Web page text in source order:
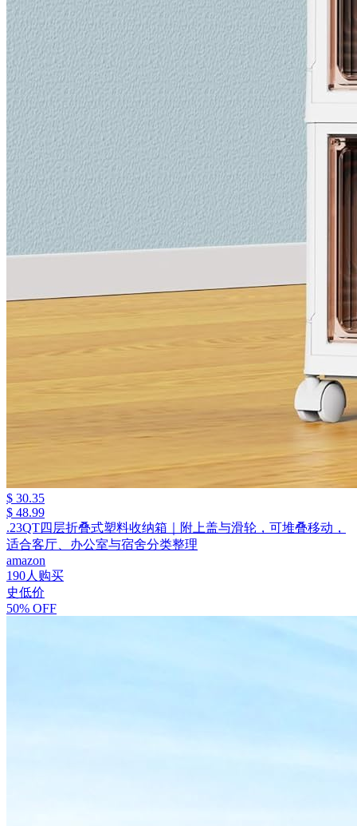
$ 30.35
$ 48.99
.23QT四层折叠式塑料收纳箱｜附上盖与滑轮，可堆叠移动，
适合客厅、办公室与宿舍分类整理
amazon
190人购买
史低价
50% OFF